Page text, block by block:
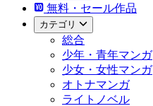
無料・セール作品
カテゴリ
総合
少年・青年マンガ
少女・女性マンガ
オトナマンガ
ライトノベル